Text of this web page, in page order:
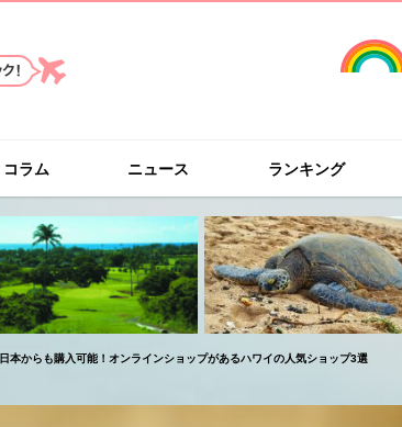
コラム ニュース ランキング
日本からも購入可能！オンラインショップがあるハワイの人気ショップ3選